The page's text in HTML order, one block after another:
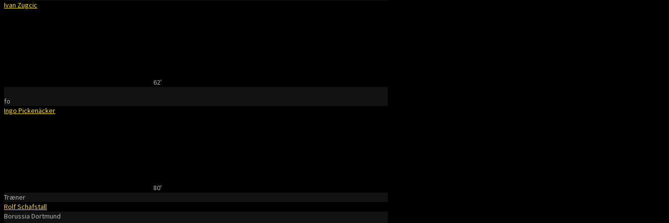
Ivan Zugcic
62'
fo
Ingo Pickenäcker
80'
Træner
Rolf Schafstall
Borussia Dortmund